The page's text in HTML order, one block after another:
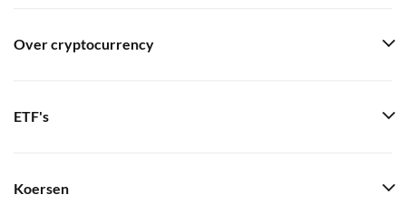
Over cryptocurrency
ETF's
Koersen